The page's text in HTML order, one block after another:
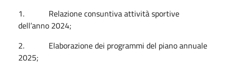
1. Relazione consuntiva attività sportive
dell’anno 2024;
2. Elaborazione dei programmi del piano annuale
2025;